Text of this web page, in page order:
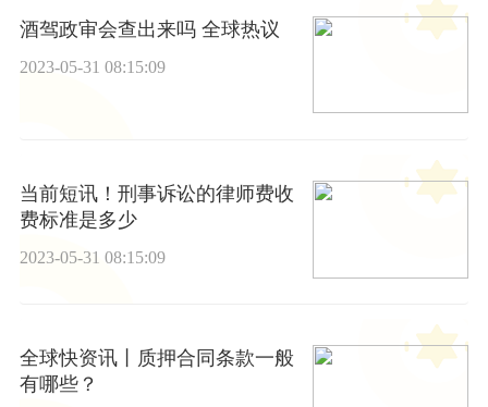
酒驾政审会查出来吗 全球热议
2023-05-31 08:15:09
当前短讯！刑事诉讼的律师费收
费标准是多少
2023-05-31 08:15:09
全球快资讯丨质押合同条款一般
有哪些？